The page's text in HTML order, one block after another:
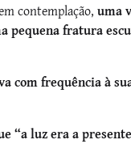
contemplação, uma
pequena fratura
com frequência à
“a luz era a